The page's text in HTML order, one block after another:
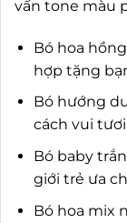
vấn tone màu
Bó hoa
hợp tặng
Bó hướng
cách vui
Bó baby
giới trẻ ưa
Bó hoa mix